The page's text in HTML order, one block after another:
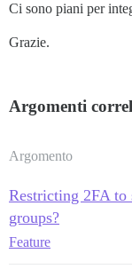
Ci sono piani per
Grazie.
Argomenti
Argomento
Restricting 2FA to
groups?
Feature